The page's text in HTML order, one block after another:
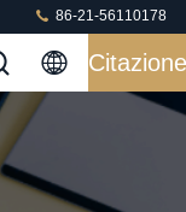
86-21-56110178
Citazione